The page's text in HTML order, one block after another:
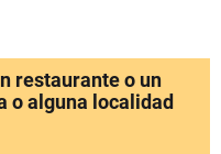
restaurante o un
o alguna localidad